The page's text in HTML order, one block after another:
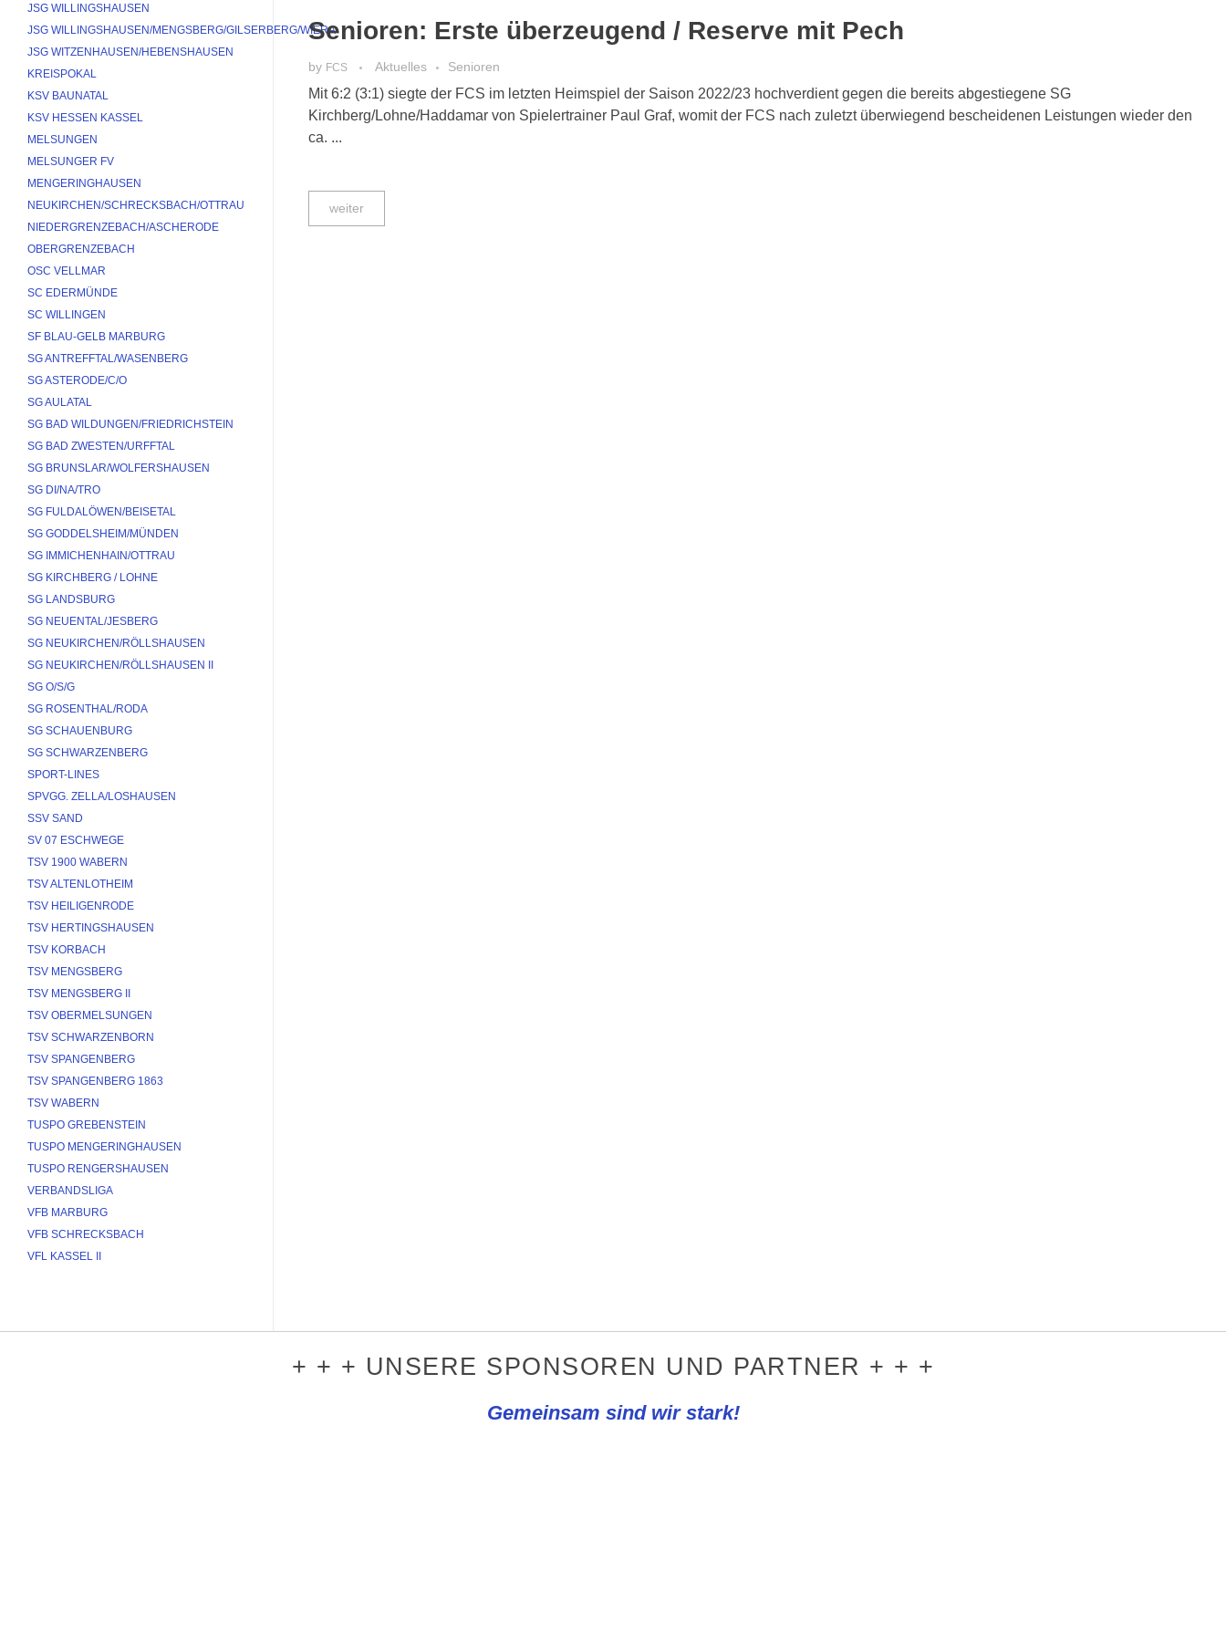
Senioren: Erste überzeugend / Reserve mit Pech
by FCS Aktuelles Senioren
Mit 6:2 (3:1) siegte der FCS im letzten Heimspiel der Saison 2022/23 hochverdient gegen die bereits abgestiegene SG
Kirchberg/Lohne/Haddamar von Spielertrainer Paul Graf, womit der FCS nach zuletzt überwiegend bescheidenen Leistungen wieder den
ca. ...
weiter
JSG WILLINGSHAUSEN
JSG WILLINGSHAUSEN/MENGSBERG/GILSERBERG/WIERA
JSG WITZENHAUSEN/HEBENSHAUSEN
KREISPOKAL
KSV BAUNATAL
KSV HESSEN KASSEL
MELSUNGEN
MELSUNGER FV
MENGERINGHAUSEN
NEUKIRCHEN/SCHRECKSBACH/OTTRAU
NIEDERGRENZEBACH/ASCHERODE
OBERGRENZEBACH
OSC VELLMAR
SC EDERMÜNDE
SC WILLINGEN
SF BLAU-GELB MARBURG
SG ANTREFFTAL/WASENBERG
SG ASTERODE/C/O
SG AULATAL
SG BAD WILDUNGEN/FRIEDRICHSTEIN
SG BAD ZWESTEN/URFFTAL
SG BRUNSLAR/WOLFERSHAUSEN
SG DI/NA/TRO
SG FULDALÖWEN/BEISETAL
SG GODDELSHEIM/MÜNDEN
SG IMMICHENHAIN/OTTRAU
SG KIRCHBERG / LOHNE
SG LANDSBURG
SG NEUENTAL/JESBERG
SG NEUKIRCHEN/RÖLLSHAUSEN
SG NEUKIRCHEN/RÖLLSHAUSEN II
SG O/S/G
SG ROSENTHAL/RODA
SG SCHAUENBURG
SG SCHWARZENBERG
SPORT-LINES
SPVGG. ZELLA/LOSHAUSEN
SSV SAND
SV 07 ESCHWEGE
TSV 1900 WABERN
TSV ALTENLOTHEIM
TSV HEILIGENRODE
TSV HERTINGSHAUSEN
TSV KORBACH
TSV MENGSBERG
TSV MENGSBERG II
TSV OBERMELSUNGEN
TSV SCHWARZENBORN
TSV SPANGENBERG
TSV SPANGENBERG 1863
TSV WABERN
TUSPO GREBENSTEIN
TUSPO MENGERINGHAUSEN
TUSPO RENGERSHAUSEN
VERBANDSLIGA
VFB MARBURG
VFB SCHRECKSBACH
VFL KASSEL II
+ + + UNSERE SPONSOREN UND PARTNER + + +
Gemeinsam sind wir stark!